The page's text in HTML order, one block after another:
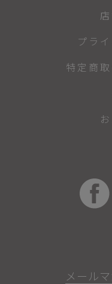
メール
プラ
特定商